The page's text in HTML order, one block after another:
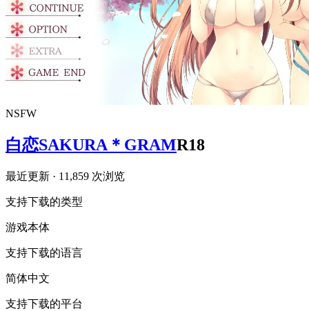
NSFW
白恋SAKURA＊GRAMR18
最近更新 · 11,859 次浏览
支持下载的类型
游戏本体
支持下载的语言
简体中文
支持下载的平台